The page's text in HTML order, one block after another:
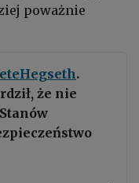
poważnie
.
że nie